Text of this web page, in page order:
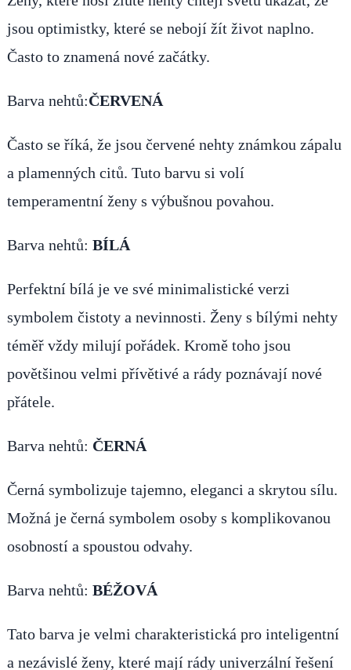
jsou optimistky, které se nebojí žít život naplno.
Často to znamená nové začátky.
Barva nehtů:ČERVENÁ
Často se říká, že jsou červené nehty známkou zápalu
a plamenných citů. Tuto barvu si volí
temperamentní ženy s výbušnou povahou.
Barva nehtů: BÍLÁ
Perfektní bílá je ve své minimalistické verzi
symbolem čistoty a nevinnosti. Ženy s bílými nehty
téměř vždy milují pořádek. Kromě toho jsou
povětšinou velmi přívětivé a rády poznávají nové
přátele.
Barva nehtů: ČERNÁ
Černá symbolizuje tajemno, eleganci a skrytou sílu.
Možná je černá symbolem osoby s komplikovanou
osobností a spoustou odvahy.
Barva nehtů: BÉŽOVÁ
Tato barva je velmi charakteristická pro inteligentní
a nezávislé ženy, které mají rády univerzální řešení